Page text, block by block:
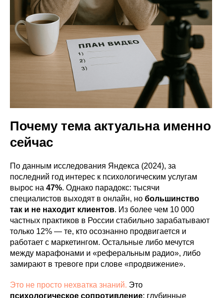
Почему тема актуальна именно
сейчас
По данным исследования Яндекса (2024), за
последний год интерес к психологическим услугам
вырос на 47%. Однако парадокс: тысячи
специалистов выходят в онлайн, но большинство
так и не находит клиентов. Из более чем 10 000
частных практиков в России стабильно зарабатывают
только 12% — те, кто осознанно продвигается и
работает с маркетингом. Остальные либо мечутся
между марафонами и «реферальным радио», либо
замирают в тревоге при слове «продвижение».
Это не просто нехватка знаний. Это
психологическое сопротивление: глубинные